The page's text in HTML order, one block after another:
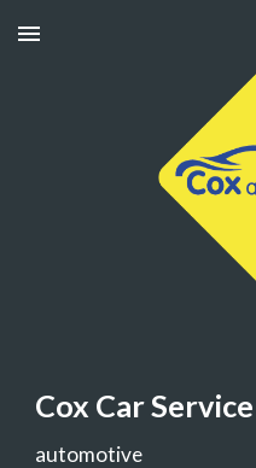
Skip to main content
Cox Car Service
automotive